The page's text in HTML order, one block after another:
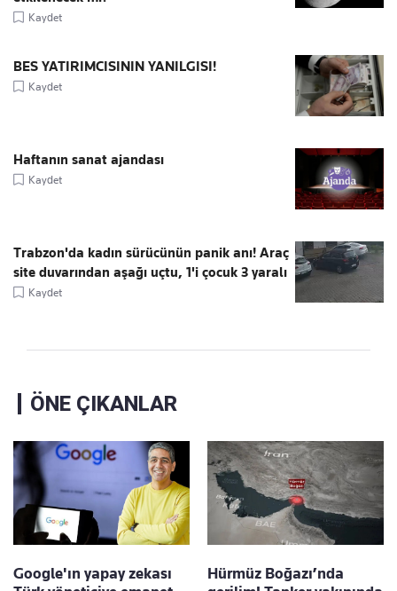
Kaydet
BES YATIRIMCISININ YANILGISI!
Kaydet
Haftanın sanat ajandası
Kaydet
Trabzon'da kadın sürücünün panik anı! Araç
site duvarından aşağı uçtu, 1'i çocuk 3 yaralı
Kaydet
ÖNE ÇIKANLAR
Google'ın yapay zekası
Hürmüz Boğazı’nda